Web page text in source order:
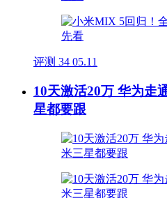
评测 34 05.11
10天激活20万 华为走
星都要跟